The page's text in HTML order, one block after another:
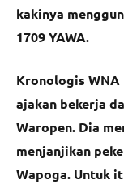
kakinya
1709 YAWA.
Kronologis WNA
ajakan bekerja
Waropen. Dia
menjanjikan
Wapoga. Untuk